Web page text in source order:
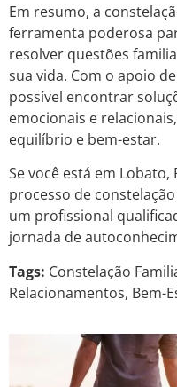
Em resumo, a
ferramenta poderosa
resolver questões
sua vida. Com o apoio
possível encontrar
emocionais e
equilíbrio e bem-estar.
Se você está em Lobato,
processo de
um profissional
jornada de
Tags: Constelação
Relacionamentos, Bem-